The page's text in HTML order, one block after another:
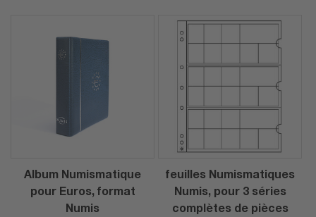
Album Numismatique
pour Euros, format
Numis
feuilles Numismatiques
Numis, pour 3 séries
complètes de pièces